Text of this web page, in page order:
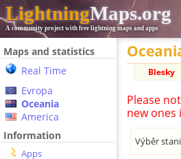
LightningMaps.org
A community project with free lightning maps and apps
Maps and statistics
Real Time
Evropa
Oceania
America
Information
Apps
Blesky
Please
new ones
Výběr